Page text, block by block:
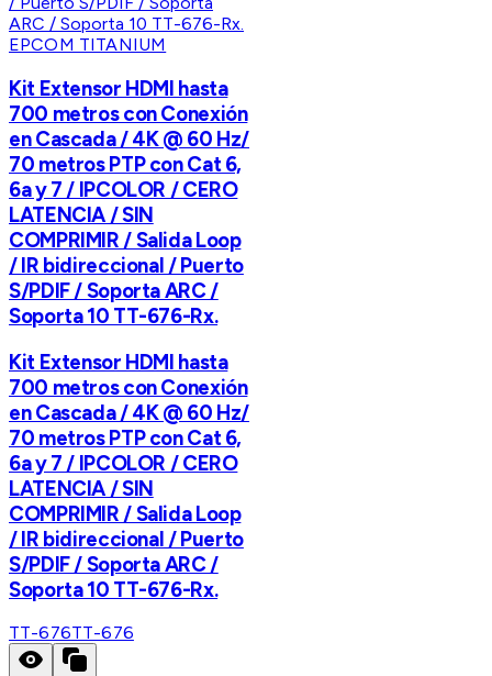
EPCOM TITANIUM
Kit Extensor HDMI hasta
700 metros con Conexión
en Cascada / 4K @ 60 Hz/
70 metros PTP con Cat 6,
6a y 7 / IPCOLOR / CERO
LATENCIA / SIN
COMPRIMIR / Salida Loop
/ IR bidireccional / Puerto
S/PDIF / Soporta ARC /
Soporta 10 TT-676-Rx.
Kit Extensor HDMI hasta
700 metros con Conexión
en Cascada / 4K @ 60 Hz/
70 metros PTP con Cat 6,
6a y 7 / IPCOLOR / CERO
LATENCIA / SIN
COMPRIMIR / Salida Loop
/ IR bidireccional / Puerto
S/PDIF / Soporta ARC /
Soporta 10 TT-676-Rx.
TT-676TT-676